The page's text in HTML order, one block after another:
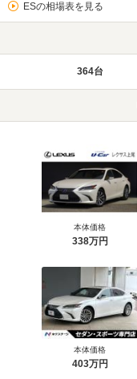
ESの相場表を見る
364台
本体価格
338万円
本体価格
403万円